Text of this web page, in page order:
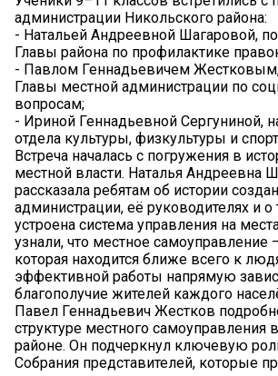
администрации Никольского района:
- Натальей Андреевной Шагаровой,
Главы района по профилактике
- Павлом Геннадьевичем
Главы местной администрации по
вопросам;
- Ириной Геннадьевной Сергуниной,
отдела культуры, физкультуры и
Встреча началась с погружения в
местной власти. Наталья Андреевна
рассказала ребятам об истории
администрации, её руководителях и о
устроена система управления на
узнали, что местное самоуправление
которая находится ближе всего к
эффективной работы напрямую
благополучие жителей каждого
Павел Геннадьевич Жестков
структуре местного самоуправления
районе. Он подчеркнул ключевую
Собрания представителей, которые